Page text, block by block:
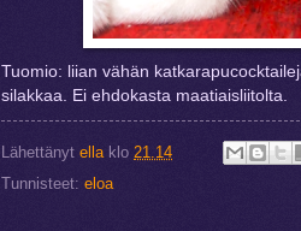
Tuomio: liian vähän
silakkaa. Ei ehdokasta maatiaisliitolta.
Lähettänyt ella klo 21.14
Tunnisteet: eloa